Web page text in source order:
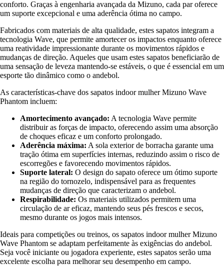
conforto. Graças à engenharia avançada da Mizuno, cada par oferece
um suporte excepcional e uma aderência ótima no campo.
Fabricados com materiais de alta qualidade, estes sapatos integram a
tecnologia Wave, que permite amortecer os impactos enquanto oferece
uma reatividade impressionante durante os movimentos rápidos e
mudanças de direção. Aqueles que usam estes sapatos beneficiarão de
uma sensação de leveza mantendo-se estáveis, o que é essencial em um
esporte tão dinâmico como o andebol.
As características-chave dos sapatos indoor mulher Mizuno Wave
Phantom incluem:
Amortecimento avançado: A tecnologia Wave permite
distribuir as forças de impacto, oferecendo assim uma absorção
de choques eficaz e um conforto prolongado.
Aderência máxima: A sola exterior de borracha garante uma
tração ótima em superfícies internas, reduzindo assim o risco de
escorregões e favorecendo movimentos rápidos.
Suporte lateral: O design do sapato oferece um ótimo suporte
na região do tornozelo, indispensável para as frequentes
mudanças de direção que caracterizam o andebol.
Respirabilidade: Os materiais utilizados permitem uma
circulação de ar eficaz, mantendo seus pés frescos e secos,
mesmo durante os jogos mais intensos.
Ideais para competições ou treinos, os sapatos indoor mulher Mizuno
Wave Phantom se adaptam perfeitamente às exigências do andebol.
Seja você iniciante ou jogadora experiente, estes sapatos serão uma
excelente escolha para melhorar seu desempenho em campo.